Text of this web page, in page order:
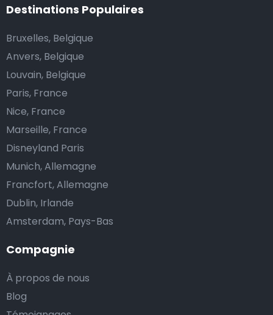
Compagnie
À propos de nous
Blog
Destinations Populaires
Bruxelles, Belgique
Anvers, Belgique
Louvain, Belgique
Paris, France
Nice, France
Marseille, France
Disneyland Paris
Munich, Allemagne
Francfort, Allemagne
Dublin, Irlande
Amsterdam, Pays-Bas